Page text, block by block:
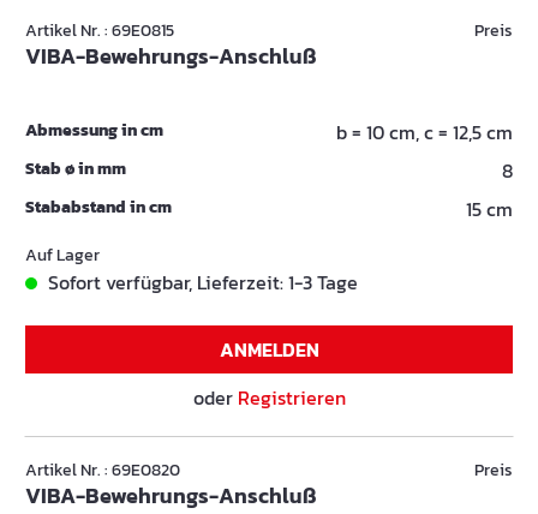
Artikel Nr. : 69E0815
VIBA-Bewehrungs-Anschluß
Preis
Abmessung in cm b = 10 cm, c = 12,5 cm
Stab ø in mm 8
Stababstand in cm 15 cm
Auf Lager
Sofort verfügbar, Lieferzeit: 1-3 Tage
ANMELDEN
oder Registrieren
Artikel Nr. : 69E0820
VIBA-Bewehrungs-Anschluß
Preis